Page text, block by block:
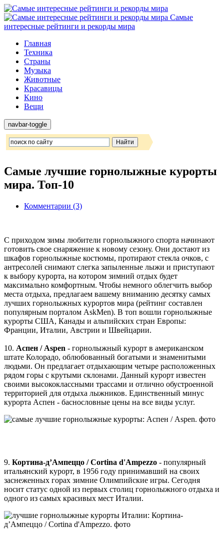
Самые
интересные рейтинги и рекорды мира
Главная
Техника
Страны
Музыка
Животные
Красавицы
Кино
Вещи
navbar-toggle
Самые лучшие горнолыжные курорты
мира. Топ-10
Комментарии (3)
С приходом зимы любители горнолыжного спорта начинают
готовить свое снаряжение к новому сезону. Они достают из
шкафов горнолыжные костюмы, протирают стекла очков, с
антресолей снимают слегка запыленные лыжи и приступают
к выбору курорта, на котором зимний отдых будет
максимально комфортным. Чтобы немного облегчить выбор
места отдыха, предлагаем вашему вниманию десятку самых
лучших горнолыжных курортов мира (рейтинг составлен
популярным порталом AskMen). В топ вошли горнолыжные
курорты США, Канады и альпийских стран Европы:
Франции, Италии, Австрии и Швейцарии.
10. Аспен / Aspen - горнолыжный курорт в американском
штате Колорадо, облюбованный богатыми и знаменитыми
людьми. Он предлагает отдыхающим четыре расположенных
рядом горы с крутыми склонами. Данный курорт известен
своими высококлассными трассами и отлично обустроенной
территорией для отдыха лыжников. Единственный минус
курорта Аспен - баснословные цены на все виды услуг.
9. Кортина-д’Ампеццо / Cortina d'Ampezzo - популярный
итальянский курорт, в 1956 году принимавший на своих
заснеженных горах зимние Олимпийские игры. Сегодня
носит статус одной из первых столиц горнолыжного отдыха и
одного из самых красивых мест Италии.